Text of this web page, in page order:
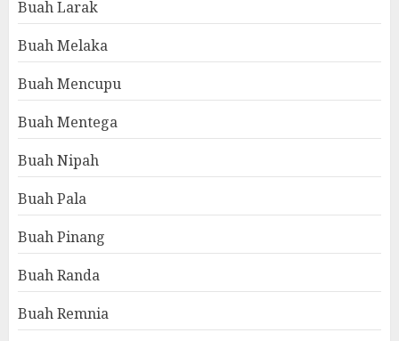
Buah Larak
Buah Melaka
Buah Mencupu
Buah Mentega
Buah Nipah
Buah Pala
Buah Pinang
Buah Randa
Buah Remnia